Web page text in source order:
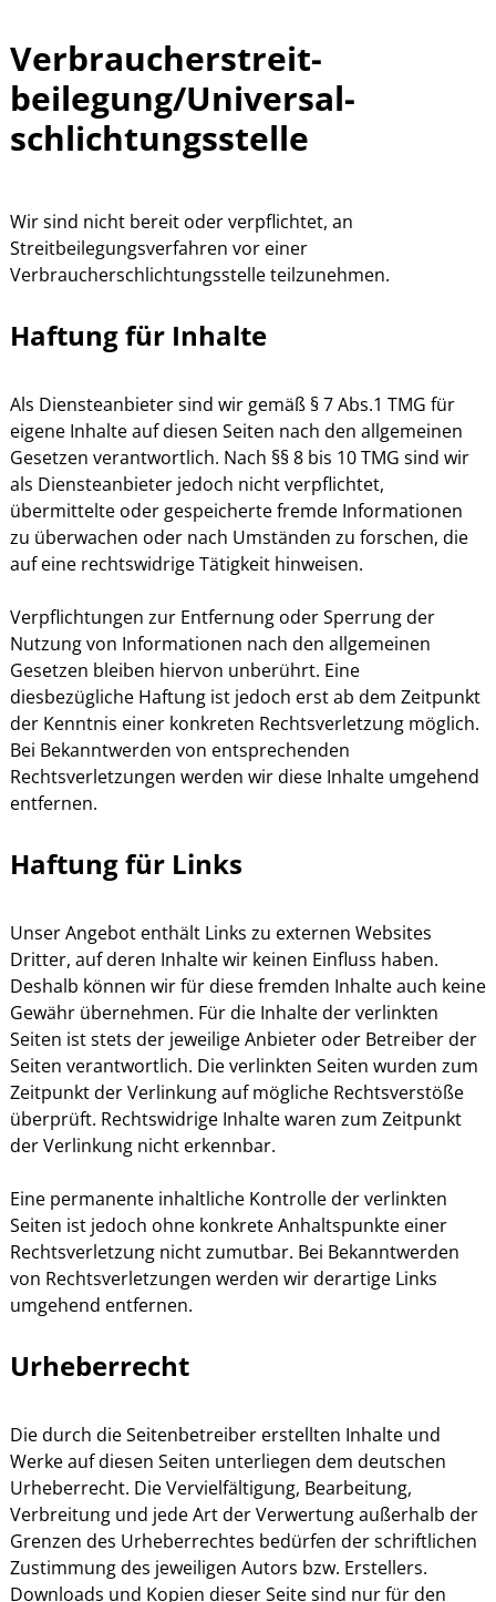
Verbraucher­streit­
beilegung/Universal­
schlichtungs­stelle
Wir sind nicht bereit oder verpflichtet, an
Streitbeilegungsverfahren vor einer
Verbraucherschlichtungsstelle teilzunehmen.
Haftung für Inhalte
Als Diensteanbieter sind wir gemäß § 7 Abs.1 TMG für
eigene Inhalte auf diesen Seiten nach den allgemeinen
Gesetzen verantwortlich. Nach §§ 8 bis 10 TMG sind wir
als Diensteanbieter jedoch nicht verpflichtet,
übermittelte oder gespeicherte fremde Informationen
zu überwachen oder nach Umständen zu forschen, die
auf eine rechtswidrige Tätigkeit hinweisen.
Verpflichtungen zur Entfernung oder Sperrung der
Nutzung von Informationen nach den allgemeinen
Gesetzen bleiben hiervon unberührt. Eine
diesbezügliche Haftung ist jedoch erst ab dem Zeitpunkt
der Kenntnis einer konkreten Rechtsverletzung möglich.
Bei Bekanntwerden von entsprechenden
Rechtsverletzungen werden wir diese Inhalte umgehend
entfernen.
Haftung für Links
Unser Angebot enthält Links zu externen Websites
Dritter, auf deren Inhalte wir keinen Einfluss haben.
Deshalb können wir für diese fremden Inhalte auch keine
Gewähr übernehmen. Für die Inhalte der verlinkten
Seiten ist stets der jeweilige Anbieter oder Betreiber der
Seiten verantwortlich. Die verlinkten Seiten wurden zum
Zeitpunkt der Verlinkung auf mögliche Rechtsverstöße
überprüft. Rechtswidrige Inhalte waren zum Zeitpunkt
der Verlinkung nicht erkennbar.
Eine permanente inhaltliche Kontrolle der verlinkten
Seiten ist jedoch ohne konkrete Anhaltspunkte einer
Rechtsverletzung nicht zumutbar. Bei Bekanntwerden
von Rechtsverletzungen werden wir derartige Links
umgehend entfernen.
Urheberrecht
Die durch die Seitenbetreiber erstellten Inhalte und
Werke auf diesen Seiten unterliegen dem deutschen
Urheberrecht. Die Vervielfältigung, Bearbeitung,
Verbreitung und jede Art der Verwertung außerhalb der
Grenzen des Urheberrechtes bedürfen der schriftlichen
Zustimmung des jeweiligen Autors bzw. Erstellers.
Downloads und Kopien dieser Seite sind nur für den